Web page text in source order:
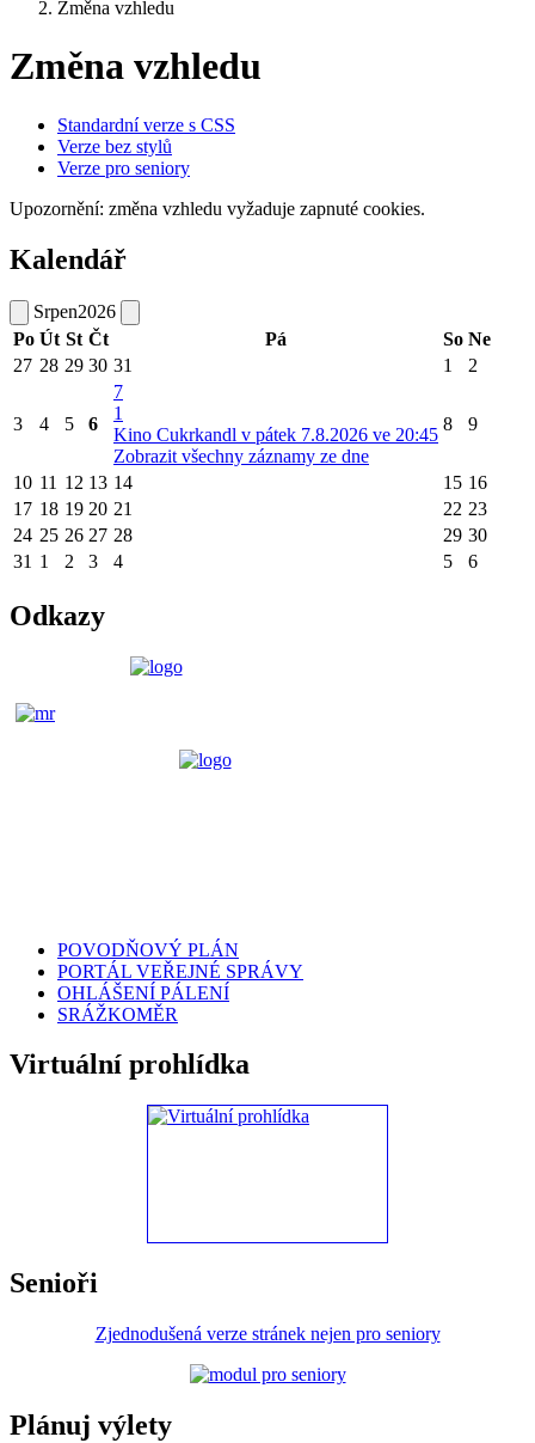
Změna vzhledu
Změna vzhledu
Standardní verze s CSS
Verze bez stylů
Verze pro seniory
Upozornění: změna vzhledu vyžaduje zapnuté cookies.
Kalendář
Srpen2026
Po Út St Čt Pá So Ne
27 28 29 30 31 1 2
3 4 5 6
7
1
Kino Cukrkandl v pátek 7.8.2026 ve 20:45
Zobrazit všechny záznamy ze dne
8 9
10 11 12 13 14 15 16
17 18 19 20 21 22 23
24 25 26 27 28 29 30
31 1 2 3 4 5 6
Odkazy
POVODŇOVÝ PLÁN
PORTÁL VEŘEJNÉ SPRÁVY
OHLÁŠENÍ PÁLENÍ
SRÁŽKOMĚR
Virtuální prohlídka
Senioři
Zjednodušená verze stránek nejen pro seniory
Plánuj výlety